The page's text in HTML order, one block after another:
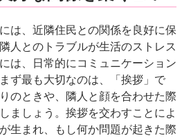
は、近隣住民との関係を良好に保
人とのトラブルが生活のストレス
は、日常的にコミュニケーション
ず最も大切なのは、「挨拶」で
のときや、隣人と顔を合わせた際
ましょう。挨拶を交わすことによ
生まれ、もし何か問題が起きた際